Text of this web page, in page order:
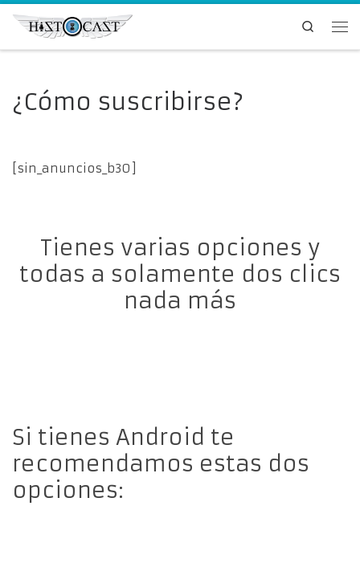
Saltar al contenido
Search
¿Cómo suscribirse?
[sin_anuncios_b30]
Tienes varias opciones y
todas a solamente dos clics
nada más
Si tienes Android te
recomendamos estas dos
opciones: